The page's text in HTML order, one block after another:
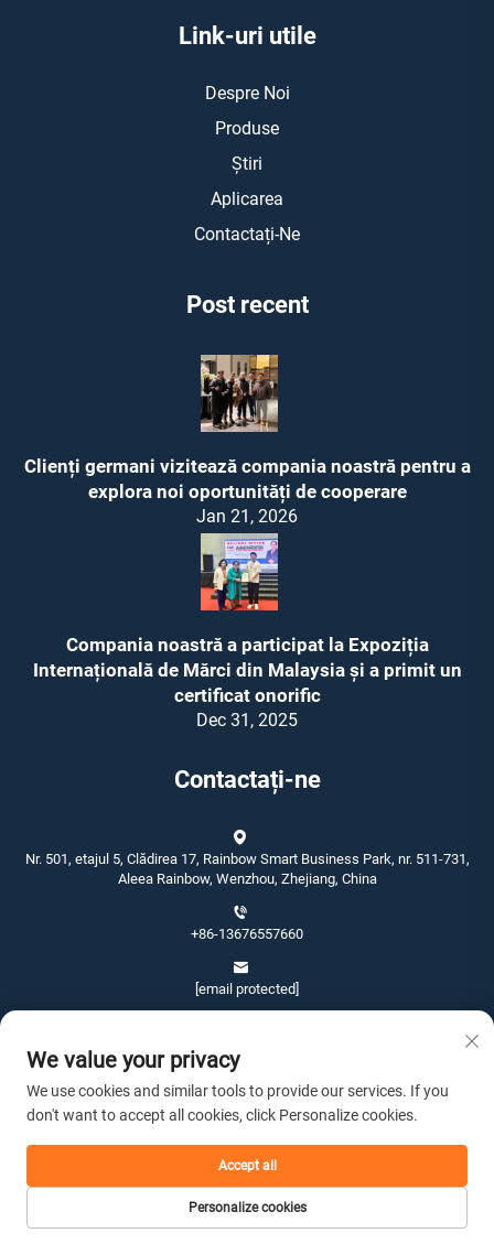
Link-uri utile
Despre Noi
Produse
Știri
Aplicarea
Contactați-Ne
Post recent
Clienți germani vizitează compania noastră pentru a
explora noi oportunități de cooperare
Jan 21, 2026
Compania noastră a participat la Expoziția
Internațională de Mărci din Malaysia și a primit un
certificat onorific
Dec 31, 2025
Contactați-ne
Nr. 501, etajul 5, Clădirea 17, Rainbow Smart Business Park, nr. 511-731,
Aleea Rainbow, Wenzhou, Zhejiang, China
+86-13676557660
[email protected]
We value your privacy
We use cookies and similar tools to provide our services. If you
don't want to accept all cookies, click Personalize cookies.
Personalize cookies
Accept all